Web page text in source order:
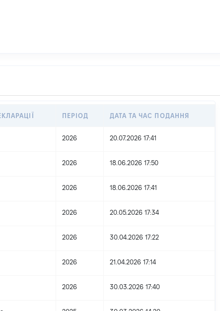
ПЕРІОД ДАТА ТА ЧАС ПОДАННЯ
2026 20.07.2026 17:41
2026 18.06.2026 17:50
2026 18.06.2026 17:41
2026 20.05.2026 17:34
2026 30.04.2026 17:22
2026 21.04.2026 17:14
2026 30.03.2026 17:40